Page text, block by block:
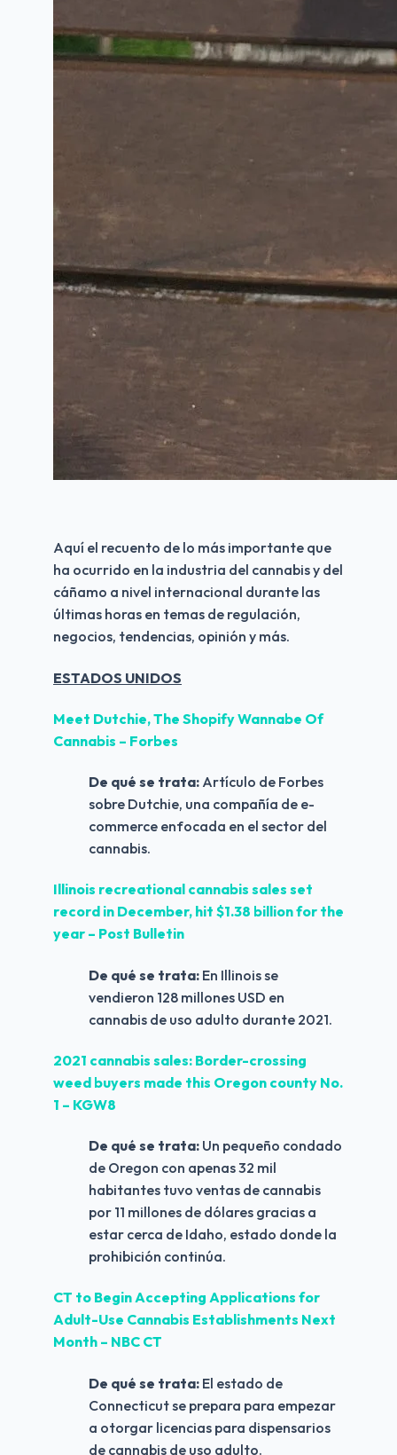
Aquí el recuento de lo más importante que
ha ocurrido en la industria del cannabis y del
cáñamo a nivel internacional durante las
últimas horas en temas de regulación,
negocios, tendencias, opinión y más.
ESTADOS UNIDOS
Meet Dutchie, The Shopify Wannabe Of
Cannabis – Forbes
De qué se trata: Artículo de Forbes
sobre Dutchie, una compañía de e-
commerce enfocada en el sector del
cannabis.
Illinois recreational cannabis sales set
record in December, hit $1.38 billion for the
year – Post Bulletin
De qué se trata: En Illinois se
vendieron 128 millones USD en
cannabis de uso adulto durante 2021.
2021 cannabis sales: Border-crossing
weed buyers made this Oregon county No.
1 – KGW8
De qué se trata: Un pequeño condado
de Oregon con apenas 32 mil
habitantes tuvo ventas de cannabis
por 11 millones de dólares gracias a
estar cerca de Idaho, estado donde la
prohibición continúa.
CT to Begin Accepting Applications for
Adult-Use Cannabis Establishments Next
Month – NBC CT
De qué se trata: El estado de
Connecticut se prepara para empezar
a otorgar licencias para dispensarios
de cannabis de uso adulto.